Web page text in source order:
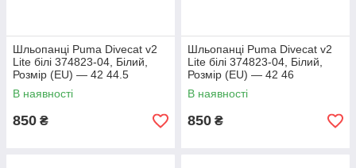
Шльопанці Puma Divecat v2
Lite білі 374823-04, Білий,
Розмір (EU) — 42 44.5
В наявності
850 ₴
Шльопанці Puma Divecat v2
Lite білі 374823-04, Білий,
Розмір (EU) — 42 46
В наявності
850 ₴